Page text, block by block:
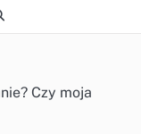
Czy moja